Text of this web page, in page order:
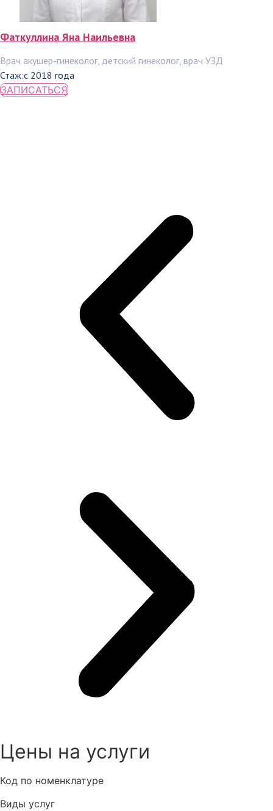
Фаткуллина Яна Наильевна
Врач акушер-гинеколог, детский гинеколог, врач УЗД
Стаж:с 2018 года
ЗАПИСАТЬСЯ
Цены на услуги
Код по номенклатуре
Виды услуг